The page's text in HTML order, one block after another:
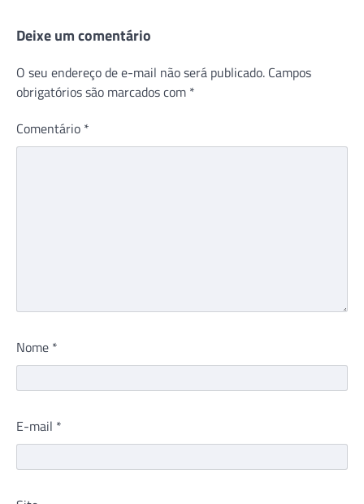
Deixe um comentário
O seu endereço de e-mail não será publicado. Campos
obrigatórios são marcados com *
Comentário *
Nome *
E-mail *